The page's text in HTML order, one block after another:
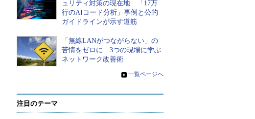
ュリティ対策の現在地 「17万
行のAIコード分析」事例と公的
ガイドラインが示す道筋
「無線LANがつながらない」の
苦情をゼロに 3つの現場に学ぶ
ネットワーク改善術
» 一覧ページへ
注目のテーマ